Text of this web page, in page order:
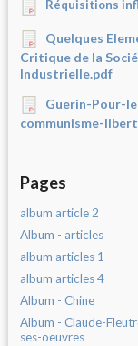
Réquisitions
Quelques
Critique de la
Industrielle.pdf
Guerin-Pour-
communisme-
Pages
album article 2
Album - articles
album articles 1
album articles 4
Album - Chine
Album - Claude-
ses-oeuvres